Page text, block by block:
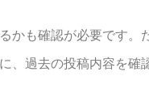
かも確認が必要です
、過去の投稿内容を